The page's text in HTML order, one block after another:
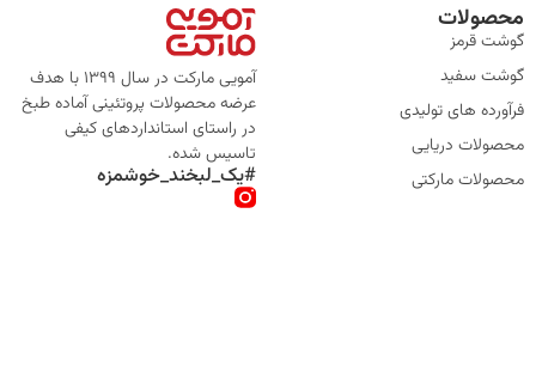
محصولات
گوشت قرمز
گوشت سفید
فرآورده های تولیدی
محصولات دریایی
محصولات مارکتی
آمویی مارکت در سال 1399 با هدف
عرضه محصولات پروتئینی آماده طبخ
در راستای استانداردهای کیفی
تاسیس شده.
#یک_لبخند_خوشمزه